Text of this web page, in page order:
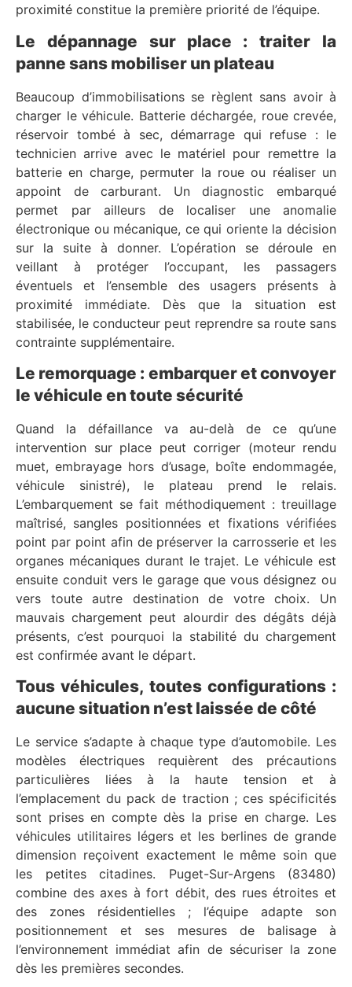
proximité constitue la première priorité de l’équipe.
Le dépannage sur place : traiter la
panne sans mobiliser un plateau
Beaucoup d’immobilisations se règlent sans avoir à
charger le véhicule. Batterie déchargée, roue crevée,
réservoir tombé à sec, démarrage qui refuse : le
technicien arrive avec le matériel pour remettre la
batterie en charge, permuter la roue ou réaliser un
appoint de carburant. Un diagnostic embarqué
permet par ailleurs de localiser une anomalie
électronique ou mécanique, ce qui oriente la décision
sur la suite à donner. L’opération se déroule en
veillant à protéger l’occupant, les passagers
éventuels et l’ensemble des usagers présents à
proximité immédiate. Dès que la situation est
stabilisée, le conducteur peut reprendre sa route sans
contrainte supplémentaire.
Le remorquage : embarquer et convoyer
le véhicule en toute sécurité
Quand la défaillance va au-delà de ce qu’une
intervention sur place peut corriger (moteur rendu
muet, embrayage hors d’usage, boîte endommagée,
véhicule sinistré), le plateau prend le relais.
L’embarquement se fait méthodiquement : treuillage
maîtrisé, sangles positionnées et fixations vérifiées
point par point afin de préserver la carrosserie et les
organes mécaniques durant le trajet. Le véhicule est
ensuite conduit vers le garage que vous désignez ou
vers toute autre destination de votre choix. Un
mauvais chargement peut alourdir des dégâts déjà
présents, c’est pourquoi la stabilité du chargement
est confirmée avant le départ.
Tous véhicules, toutes configurations :
aucune situation n’est laissée de côté
Le service s’adapte à chaque type d’automobile. Les
modèles électriques requièrent des précautions
particulières liées à la haute tension et à
l’emplacement du pack de traction ; ces spécificités
sont prises en compte dès la prise en charge. Les
véhicules utilitaires légers et les berlines de grande
dimension reçoivent exactement le même soin que
les petites citadines. Puget-Sur-Argens (83480)
combine des axes à fort débit, des rues étroites et
des zones résidentielles ; l’équipe adapte son
positionnement et ses mesures de balisage à
l’environnement immédiat afin de sécuriser la zone
dès les premières secondes.